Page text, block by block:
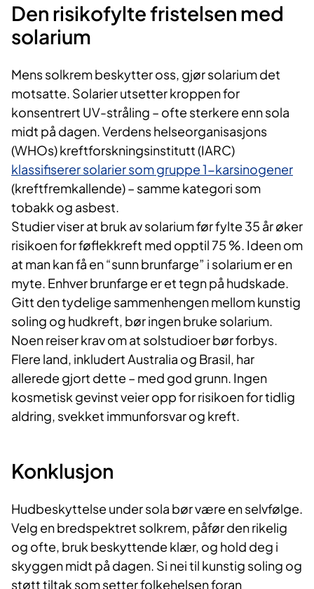
Den risikofylte fristelsen med
solarium
Mens solkrem beskytter oss, gjør solarium det
motsatte. Solarier utsetter kroppen for
konsentrert UV-stråling – ofte sterkere enn sola
midt på dagen. Verdens helseorganisasjons
(WHOs) kreftforskningsinstitutt (IARC)
klassifiserer solarier som gruppe 1-karsinogener
(kreftfremkallende) – samme kategori som
tobakk og asbest.
Studier viser at bruk av solarium før fylte 35 år øker
risikoen for føflekkreft med opptil 75 %. Ideen om
at man kan få en “sunn brunfarge” i solarium er en
myte. Enhver brunfarge er et tegn på hudskade.
Gitt den tydelige sammenhengen mellom kunstig
soling og hudkreft, bør ingen bruke solarium.
Noen reiser krav om at solstudioer bør forbys.
Flere land, inkludert Australia og Brasil, har
allerede gjort dette – med god grunn. Ingen
kosmetisk gevinst veier opp for risikoen for tidlig
aldring, svekket immunforsvar og kreft.
Konklusjon
Hudbeskyttelse under sola bør være en selvfølge.
Velg en bredspektret solkrem, påfør den rikelig
og ofte, bruk beskyttende klær, og hold deg i
skyggen midt på dagen. Si nei til kunstig soling og
støtt tiltak som setter folkehelsen foran